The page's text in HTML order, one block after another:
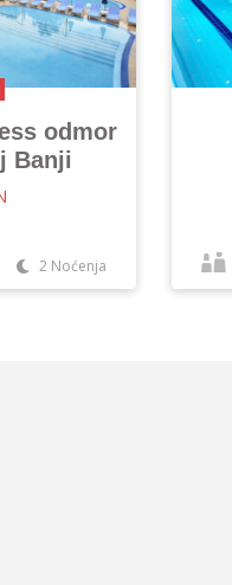
odmor
Banji
2 Noćenja